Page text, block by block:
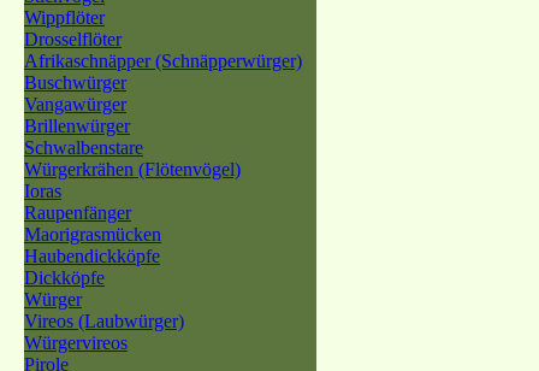
Wippflöter
Drosselflöter
Afrikaschnäpper (Schnäpperwürger)
Buschwürger
Vangawürger
Brillenwürger
Schwalbenstare
Würgerkrähen (Flötenvögel)
Ioras
Raupenfänger
Maorigrasmücken
Haubendickköpfe
Dickköpfe
Würger
Vireos (Laubwürger)
Würgervireos
Pirole